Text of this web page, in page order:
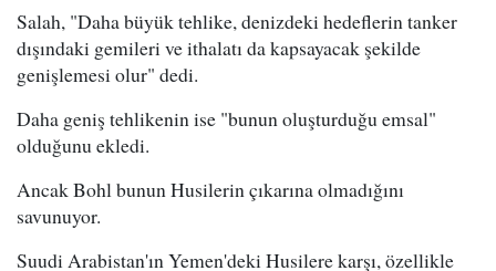
Salah, "Daha büyük tehlike, denizdeki hedeflerin tanker
dışındaki gemileri ve ithalatı da kapsayacak şekilde
genişlemesi olur" dedi.
Daha geniş tehlikenin ise "bunun oluşturduğu emsal"
olduğunu ekledi.
Ancak Bohl bunun Husilerin çıkarına olmadığını
savunuyor.
Suudi Arabistan'ın Yemen'deki Husilere karşı, özellikle